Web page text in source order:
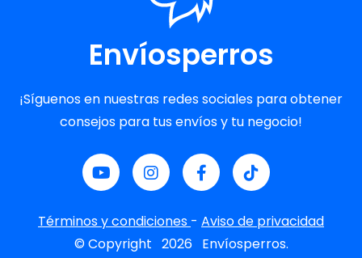
Envíosperros
¡Síguenos en nuestras redes sociales para obtener
consejos para tus envíos y tu negocio!
Términos y condiciones - Aviso de privacidad
© Copyright 2026 Envíosperros.